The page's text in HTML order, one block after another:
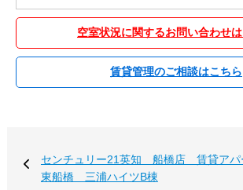
空室状況に関するお問い合わせ
賃貸管理のご相談はこちら
センチュリー21英知 船橋店 賃貸ア
東船橋 三浦ハイツB棟